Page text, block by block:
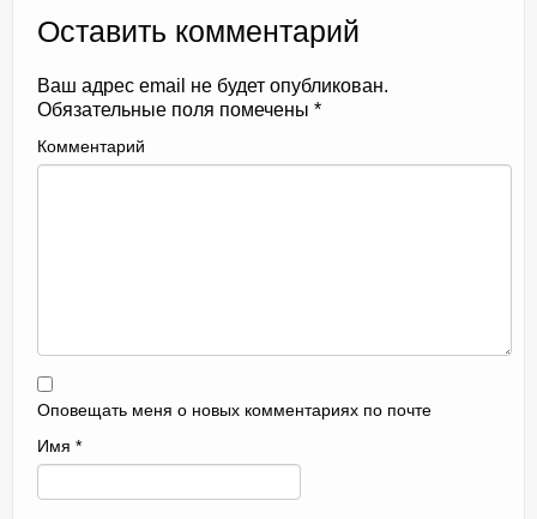
Оставить комментарий
Ваш адрес email не будет опубликован.
Обязательные поля помечены *
Комментарий
Оповещать меня о новых комментариях по почте
Имя *